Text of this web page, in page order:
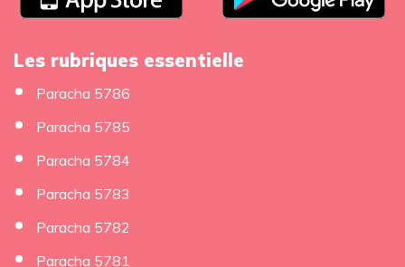
Les rubriques essentielle
Paracha 5786
Paracha 5785
Paracha 5784
Paracha 5783
Paracha 5782
Paracha 5781